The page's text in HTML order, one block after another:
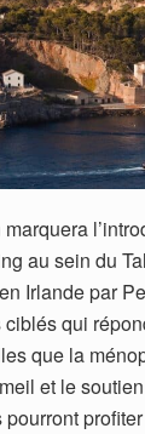
au sein du
Irlande par
qui
que la
et le